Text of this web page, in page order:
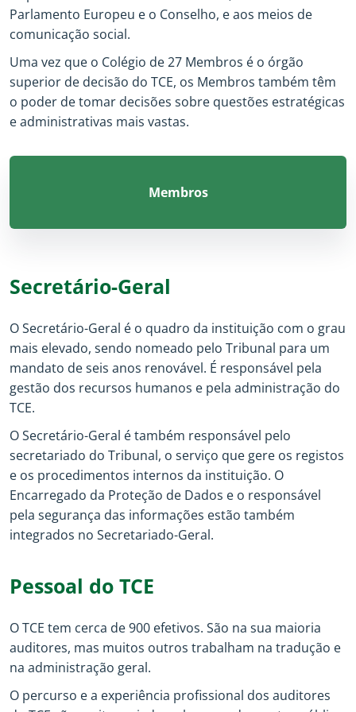
Parlamento Europeu e o Conselho, e aos meios de
comunicação social.
Uma vez que o Colégio de 27 Membros é o órgão
superior de decisão do TCE, os Membros também têm
o poder de tomar decisões sobre questões estratégicas
e administrativas mais vastas.
Membros
Secretário-Geral
O Secretário-Geral é o quadro da instituição com o grau
mais elevado, sendo nomeado pelo Tribunal para um
mandato de seis anos renovável. É responsável pela
gestão dos recursos humanos e pela administração do
TCE.
O Secretário-Geral é também responsável pelo
secretariado do Tribunal, o serviço que gere os registos
e os procedimentos internos da instituição. O
Encarregado da Proteção de Dados e o responsável
pela segurança das informações estão também
integrados no Secretariado-Geral.
Pessoal do TCE
O TCE tem cerca de 900 efetivos. São na sua maioria
auditores, mas muitos outros trabalham na tradução e
na administração geral.
O percurso e a experiência profissional dos auditores